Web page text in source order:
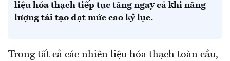
liệu hóa thạch tiếp tục tăng ngay cả khi năng
lượng tái tạo đạt mức cao kỷ lục.
Trong tất cả các nhiên liệu hóa thạch toàn cầu,